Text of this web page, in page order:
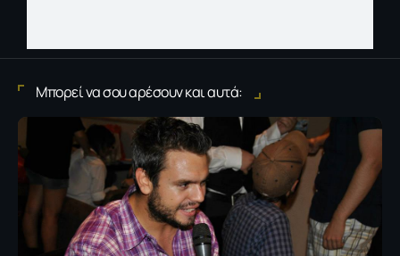
Μπορεί να σου αρέσουν και αυτά: